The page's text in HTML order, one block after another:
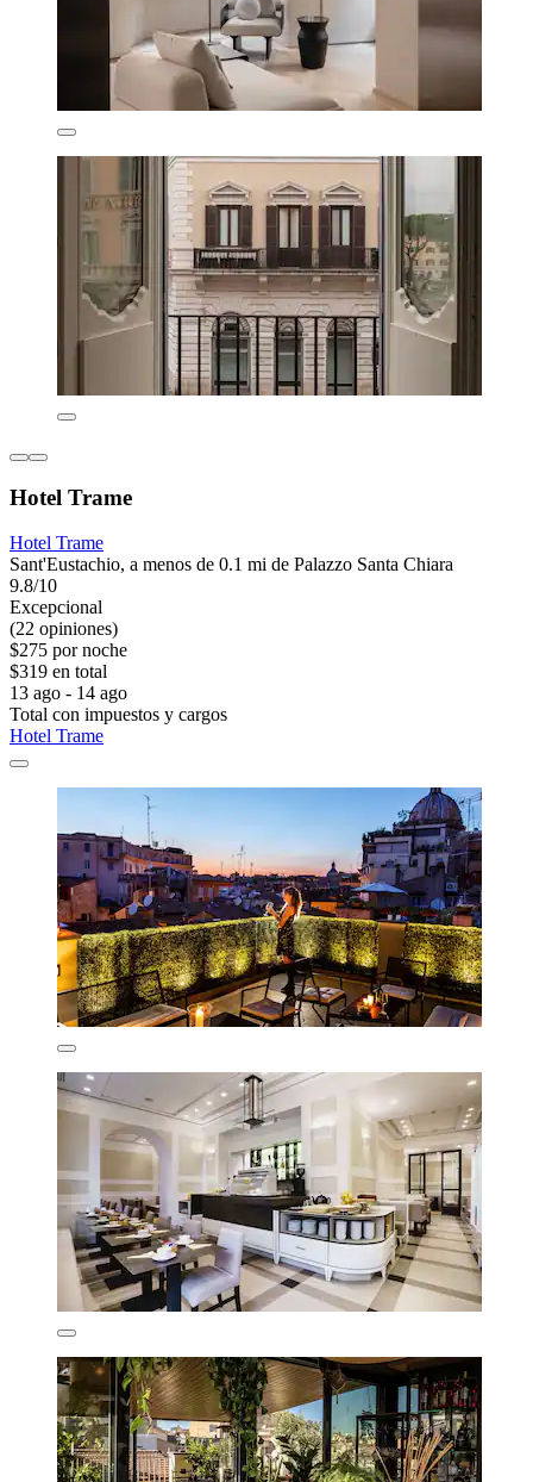
Hotel Trame
Hotel Trame
Sant'Eustachio, a menos de 0.1 mi de Palazzo Santa Chiara
9.8/10
Excepcional
(22 opiniones)
$275 por noche
$319 en total
13 ago - 14 ago
Total con impuestos y cargos
Hotel Trame